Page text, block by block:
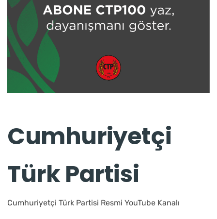
Cumhuriyetçi
Türk Partisi
Cumhuriyetçi Türk Partisi Resmi YouTube Kanalı